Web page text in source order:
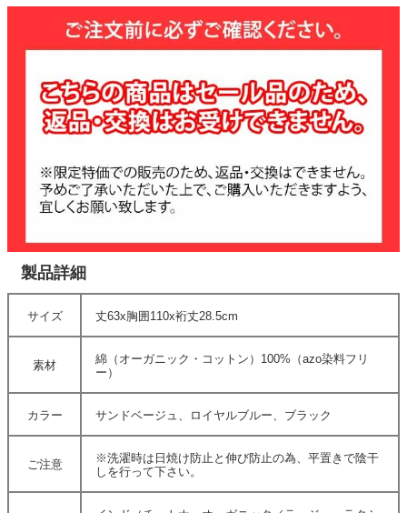
製品詳細
サイズ 丈63x胸囲110x裄丈28.5cm
素材
綿（オーガニック・コットン）100%（azo染料フリ
ー）
カラー サンドベージュ、ロイヤルブルー、ブラック
ご注意
※洗濯時は日焼け防止と伸び防止の為、平置きで陰干
しを行って下さい。